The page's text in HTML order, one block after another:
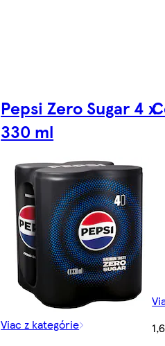
Pepsi Zero Sugar 4 x
330 ml
Viac z kategórie